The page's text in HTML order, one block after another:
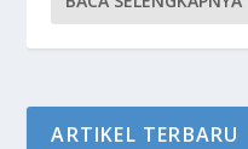
ARTIKEL TERBARU